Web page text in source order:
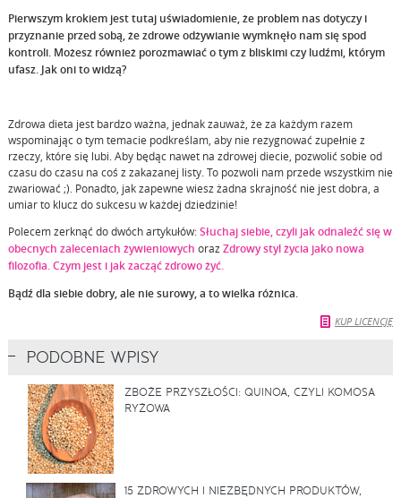
Pierwszym krokiem jest tutaj uświadomienie, że problem nas dotyczy i
przyznanie przed sobą, że zdrowe odżywianie wymknęło nam się spod
kontroli. Możesz również porozmawiać o tym z bliskimi czy ludźmi, którym
ufasz. Jak oni to widzą?
Zdrowa dieta jest bardzo ważna, jednak zauważ, że za każdym razem
wspominając o tym temacie podkreślam, aby nie rezygnować zupełnie z
rzeczy, które się lubi. Aby będąc nawet na zdrowej diecie, pozwolić sobie od
czasu do czasu na coś z zakazanej listy. To pozwoli nam przede wszystkim nie
zwariować ;). Ponadto, jak zapewne wiesz żadna skrajność nie jest dobra, a
umiar to klucz do sukcesu w każdej dziedzinie!
Polecem zerknąć do dwóch artykułów:Słuchaj siebie, czyli jak odnaleźć się w
obecnych zaleceniach żywieniowych oraz Zdrowy styl życia jako nowa
filozofia. Czym jest i jak zacząć zdrowo żyć.
Bądź dla siebie dobry, ale nie surowy, a to wielka różnica.
KUP LICENCJĘ
PODOBNE WPISY
ZBOŻE PRZYSZŁOŚCI: QUINOA, CZYLI KOMOSA
RYŻOWA
15 ZDROWYCH I NIEZBĘDNYCH PRODUKTÓW,